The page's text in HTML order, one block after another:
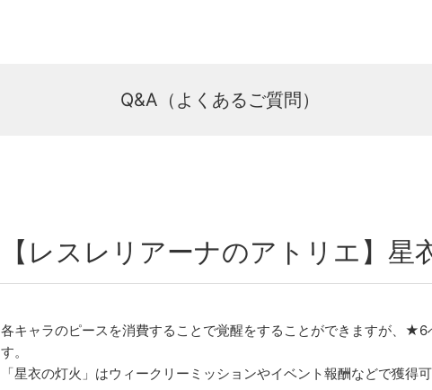
Q&A（よくあるご質問）
【レスレリアーナのアトリエ】
各キャラのピースを消費することで覚醒をすることができますが、
す。
「星衣の灯火」はウィークリーミッションやイベント報酬などで獲得可